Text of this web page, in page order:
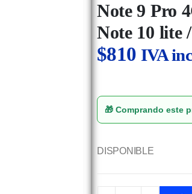
Note 9 Pro
Note 10 lite
$810 IVA
🎁 Comprando este
DISPONIBLE